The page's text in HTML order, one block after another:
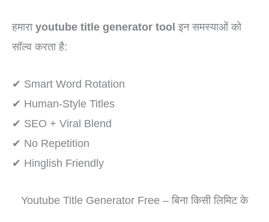
हमाराyoutube title generator tool इन समस्याओं को
सॉल्व करता है:
✔ Smart Word Rotation
✔ Human-Style Titles
✔ SEO + Viral Blend
✔ No Repetition
✔ Hinglish Friendly
Youtube Title Generator Free – बिना किसी लिमिट के